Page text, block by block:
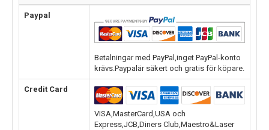
Paypal
Betalningar med PayPal,inget PayPal-konto
krävs.Paypalär säkert och gratis för köpare.
Credit Card
VISA,MasterCard,USA och
Express,JCB,Diners Club,Maestro&Laser